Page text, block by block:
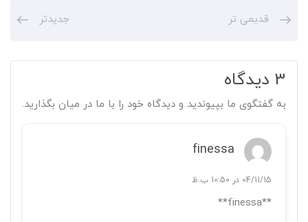
قدیمی تر جدیدتر
3 دیدگاه
به گفتگوی ما بپیوندید و دیدگاه خود را با ما در میان بگذارید.
finessa
04/11/15 در 10:50 ب.ظ
**finessa**